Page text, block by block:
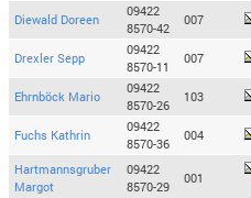
Diewald Doreen
09422
8570-42
007
Drexler Sepp
09422
8570-11
007
Ehrnböck Mario
09422
8570-26
103
Fuchs Kathrin
09422
8570-36
004
Hartmannsgruber
Margot
09422
8570-29
001